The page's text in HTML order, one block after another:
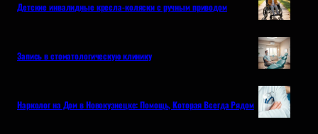
Детские инвалидные кресла-коляски с ручным приводом
Запись в стоматологическую клинику
Нарколог на Дом в Новокузнецке: Помощь, Которая Всегда Рядом